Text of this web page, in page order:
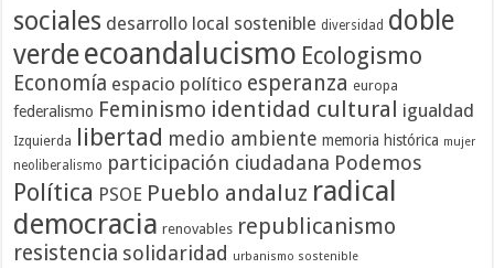
sociales desarrollo local sostenible diversidad doble
verdeecoandalucismo Ecologismo
Economía espacio político esperanza europa
federalismo Feminismo identidad cultural igualdad
Izquierda libertad medio ambiente memoria histórica mujer
neoliberalismo participación ciudadana Podemos
Política PSOE Pueblo andaluz radical
democracia renovables republicanismo
resistencia solidaridad urbanismo sostenible